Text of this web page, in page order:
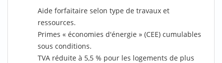
Aide forfaitaire selon type de travaux et
ressources.
Primes « économies d'énergie » (CEE) cumulables
sous conditions.
TVA réduite à 5,5 % pour les logements de plus